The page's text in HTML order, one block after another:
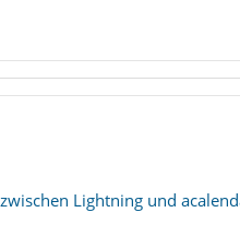
Lightning und